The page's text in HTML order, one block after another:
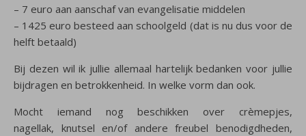
– 7 euro aan aanschaf van evangelisatie middelen
– 1425 euro besteed aan schoolgeld (dat is nu dus voor de
helft betaald)
Bij dezen wil ik jullie allemaal hartelijk bedanken voor jullie
bijdragen en betrokkenheid. In welke vorm dan ook.
Mocht iemand nog beschikken over crèmepjes,
nagellak, knutsel en/of andere freubel benodigdheden,